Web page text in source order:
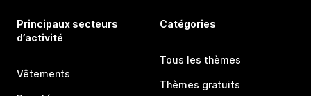
Principaux secteurs
d’activité
Vêtements
Catégories
Tous les thèmes
Thèmes gratuits